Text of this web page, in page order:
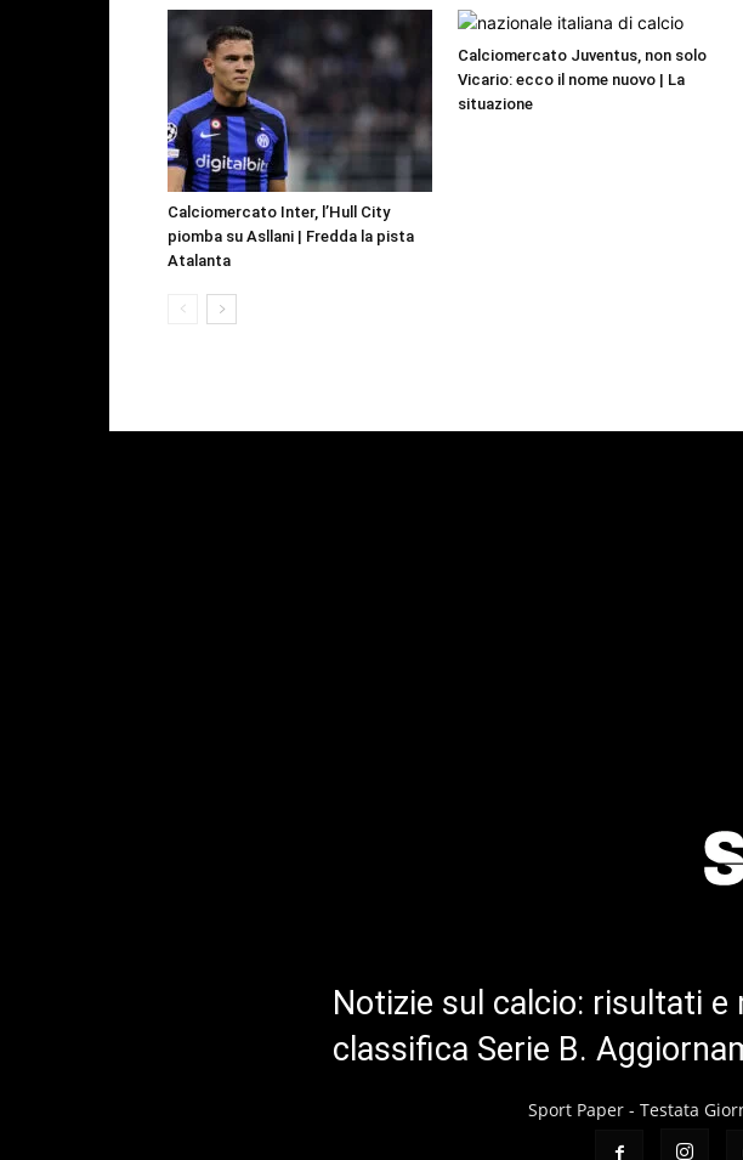
Calciomercato Inter, l’Hull City
piomba su Asllani | Fredda la pista
Atalanta
Calciomercato Juventus, non solo
Vicario: ecco il nome nuovo | La
situazione
Notizie sul calcio: risultati e
classifica Serie B.
Sport Paper - Testata